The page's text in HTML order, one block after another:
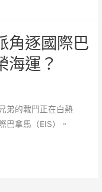
角逐國際巴
海運？
弟的戰鬥正在白熱
巴拿馬（EIS）。